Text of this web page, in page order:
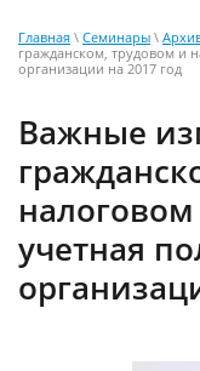
Главная \ Семинары \
гражданском, трудовом и
организации на 2017 год
Важные
налоговом
учетная